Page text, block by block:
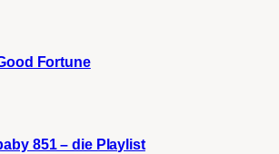
Fortune
851 – die Playlist